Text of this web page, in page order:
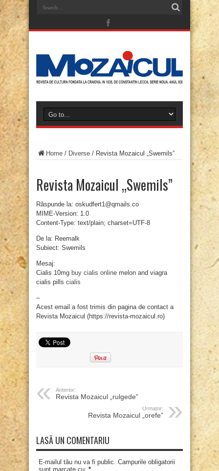
Home / Diverse / Revista Mozaicul „Swemils”
Revista Mozaicul „Swemils”
Răspunde la: oskudfert1@qmails.co
MIME-Version: 1.0
Content-Type: text/plain; charset=UTF-8
De la: Reemalk
Subiect: Swemils
Mesaj:
Cialis 10mg buy cialis online melon and viagra
cialis pills cialis
–
Acest email a fost trimis din pagina de contact a
Revista Mozaicul (https://revista-mozaicul.ro)
Anterior:
Revista Mozaicul „rulgede”
Urmator:
Revista Mozaicul „orefe”
LASĂ UN COMENTARIU
E-mailul tău nu va fi public. Campurile obligatorii
sunt marcate cu: *